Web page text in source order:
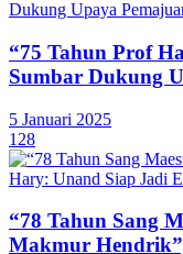
“75 Tahun Prof
Sumbar Dukung
5 Januari 2025
128
“78 Tahun Sang
Makmur